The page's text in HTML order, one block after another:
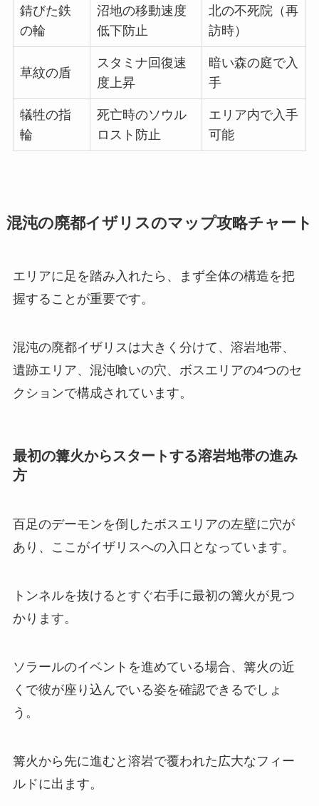
錆びた鉄
の輪
沼地の移動速度
低下防止
北の不死院（再
訪時）
草紋の盾
スタミナ回復速
度上昇
暗い森の庭で入
手
犠牲の指
輪
死亡時のソウル
ロスト防止
エリア内で入手
可能
混沌の廃都イザリスのマップ攻略チャート
エリアに足を踏み入れたら、まず全体の構造を把
握することが重要です。
混沌の廃都イザリスは大きく分けて、溶岩地帯、
遺跡エリア、混沌喰いの穴、ボスエリアの4つのセ
クションで構成されています。
最初の篝火からスタートする溶岩地帯の進み
方
百足のデーモンを倒したボスエリアの左壁に穴が
あり、ここがイザリスへの入口となっています。
トンネルを抜けるとすぐ右手に最初の篝火が見つ
かります。
ソラールのイベントを進めている場合、篝火の近
くで彼が座り込んでいる姿を確認できるでしょ
う。
篝火から先に進むと溶岩で覆われた広大なフィー
ルドに出ます。